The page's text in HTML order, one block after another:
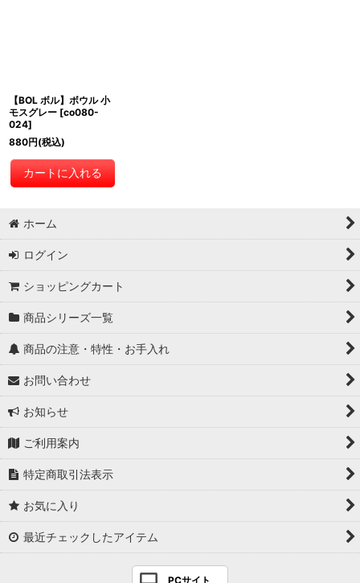
【BOL ボル】ボウル 小
モスグレー [co080-
024]
880円(税込)
カートに入れる
ホーム
ログイン
ショッピングカート
商品シリーズ一覧
商品の注意・特性・お手入れ
お問い合わせ
お知らせ
ご利用案内
特定商取引法表示
お気に入り
最近チェックしたアイテム
PCサイト